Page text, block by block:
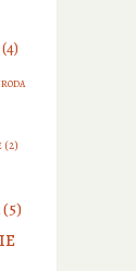
(4)
(2)
(5)